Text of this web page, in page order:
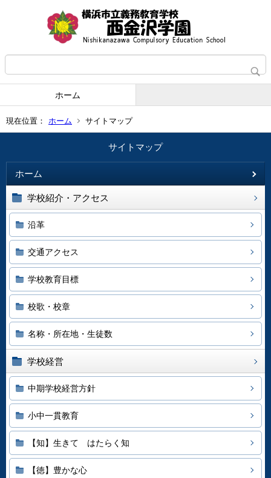
ホーム
現在位置： ホーム サイトマップ
サイトマップ
ホーム
学校紹介・アクセス
沿革
交通アクセス
学校教育目標
校歌・校章
名称・所在地・生徒数
学校経営
中期学校経営方針
小中一貫教育
【知】生きて はたらく知
【徳】豊かな心